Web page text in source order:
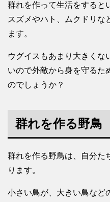
群れを作って生活をすると
スズメやハト、ムクドリな
ます。
ウグイスもあまり大きくな
いので外敵から身を守るた
のでしょうか？
群れを作る野鳥
群れを作る野鳥は、自分た
ります。
小さい鳥が、大きい鳥など